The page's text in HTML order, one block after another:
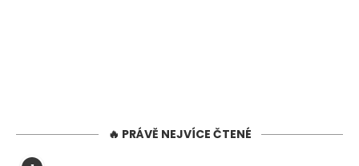
🔥 PRÁVĚ NEJVÍCE ČTENÉ